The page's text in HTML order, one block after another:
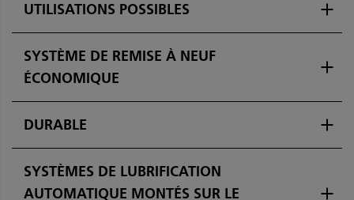
UTILISATIONS POSSIBLES
SYSTÈME DE REMISE À NEUF
ÉCONOMIQUE
DURABLE
SYSTÈMES DE LUBRIFICATION
AUTOMATIQUE MONTÉS SUR LE